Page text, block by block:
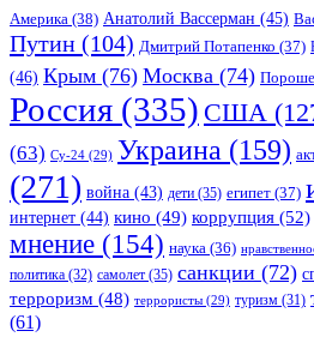
Америка (38) Анатолий Вассерман (45)
Путин (104) Дмитрий Потапенко (37)
(46) Крым (76) Москва (74)
Россия (335) США
(63) Су-24 (29) Украина (159)
(271) война (43) дети (35) египет (37)
интернет (44) кино (49) коррупция (52)
мнение (154) наука (36)
политика (32) самолет (35) санкции (72)
терроризм (48) террористы (29) туризм (31)
(61)